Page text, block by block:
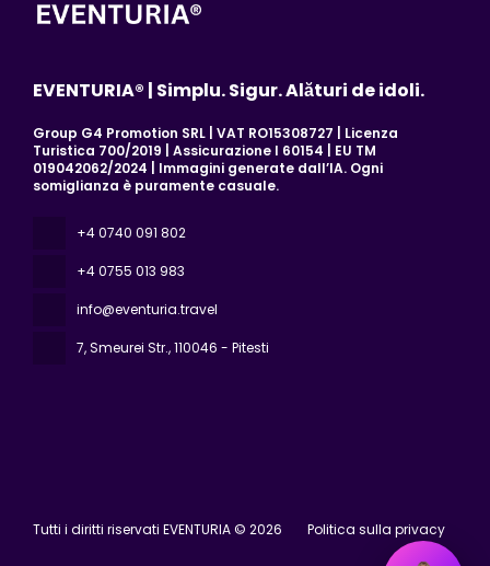
EVENTURIA® | Simplu. Sigur. Alături de idoli.
Group G4 Promotion SRL | VAT RO15308727 | Licenza
Turistica 700/2019 | Assicurazione I 60154 | EU TM
019042062/2024 | Immagini generate dall’IA. Ogni
somiglianza è puramente casuale.
+4 0740 091 802
+4 0755 013 983
info@eventuria.travel
7, Smeurei Str., 110046 - Pitesti
Tutti i diritti riservati EVENTURIA © 2026 Politica sulla privacy